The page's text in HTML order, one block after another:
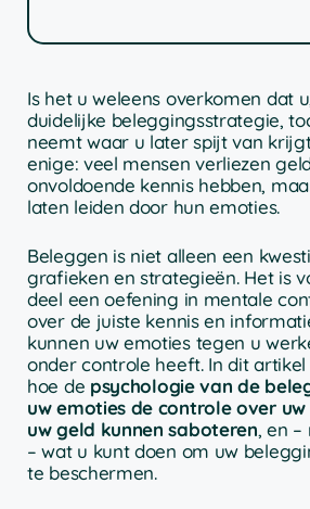
Is het u weleens overkomen dat
duidelijke beleggingsstrategie,
neemt waar u later spijt van
enige: veel mensen verliezen
onvoldoende kennis hebben,
laten leiden door hun emoties.
Beleggen is niet alleen een
grafieken en strategieën. Het is
deel een oefening in mentale
over de juiste kennis en
kunnen uw emoties tegen u
onder controle heeft. In dit
hoe de psychologie van de
uw emoties de controle over
uw geld kunnen saboteren, en
– wat u kunt doen om uw
te beschermen.